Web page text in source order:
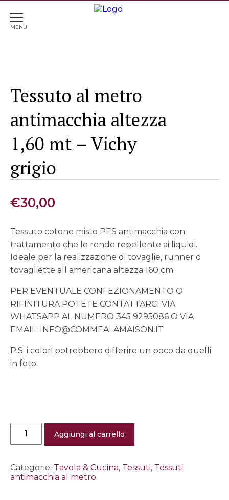
Home
> Tessuto al metro antimacchia altezza
1,60 mt – Vichy grigio
Tessuto al metro
antimacchia altezza
1,60 mt – Vichy
grigio
€30,00
Tessuto cotone misto PES antimacchia con
trattamento che lo rende repellente ai liquidi.
Ideale per la realizzazione di tovaglie, runner o
tovagliette all americana altezza 160 cm.
PER EVENTUALE CONFEZIONAMENTO O
RIFINITURA POTETE CONTATTARCI VIA
WHATSAPP AL NUMERO 345 9295086 O VIA
EMAIL: INFO@COMMEALAMAISON.IT
P.S. i colori potrebbero differire un poco da quelli
in foto.
metro
altezza
1,60
Aggiungi al carrello
Categorie: Tavola & Cucina, Tessuti, Tessuti
antimacchia al metro